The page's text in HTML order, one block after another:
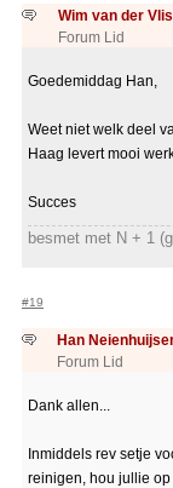
Wim van der Vlis
Forum Lid
Goedemiddag Han,
Weet niet welk deel
Haag levert mooi
Succes
besmet met N + 1
#19
Han
Forum Lid
Dank allen...
Inmiddels rev setje
reinigen, hou jullie